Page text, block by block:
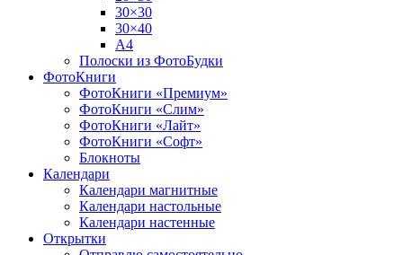
30×30
30×40
A4
Полоски из ФотоБудки
ФотоКниги
ФотоКниги «Премиум»
ФотоКниги «Слим»
ФотоКниги «Лайт»
ФотоКниги «Софт»
Блокноты
Календари
Календари магнитные
Календари настольные
Календари настенные
Открытки